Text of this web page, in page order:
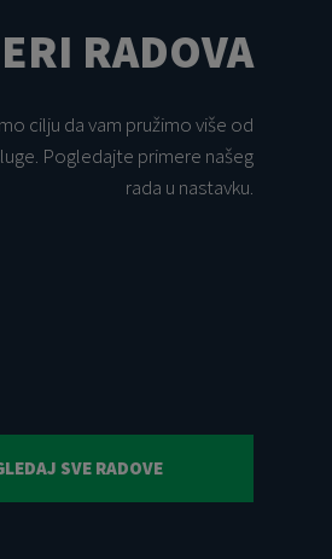
RADOVA
cilju da vam pružimo više od
Pogledajte primere našeg
rada u nastavku.
SVE RADOVE